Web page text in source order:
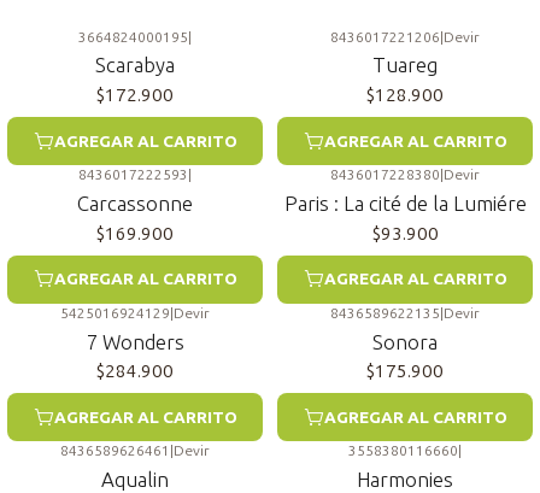
3664824000195|
Scarabya
$172.900
AGREGAR AL CARRITO
8436017221206|Devir
Tuareg
$128.900
AGREGAR AL CARRITO
8436017222593
Carcassonne
$169.900
AGREGAR AL CARRITO
8436017228380 Devir
Paris : La cité de la Lumiére
$93.900
AGREGAR AL CARRITO
5425016924129|Devir
7 Wonders
$284.900
AGREGAR AL CARRITO
8436589622135|Devir
Sonora
$175.900
AGREGAR AL CARRITO
8436589626461 Devir
Aqualin
3558380116660
Harmonies